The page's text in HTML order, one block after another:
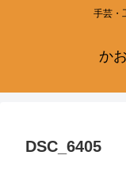
手芸・
か
DSC_6405